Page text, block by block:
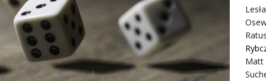
Matt